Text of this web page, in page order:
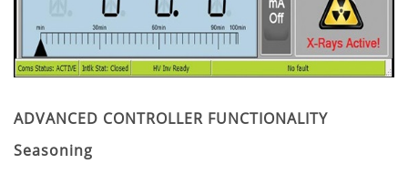
ADVANCED CONTROLLER FUNCTIONALITY
Seasoning